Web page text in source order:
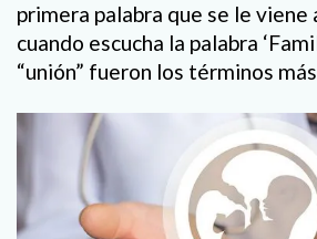
primera palabra que se le viene
cuando escucha la palabra
“unión” fueron los términos